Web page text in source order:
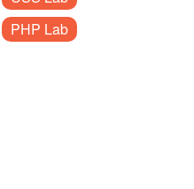
PHP Lab